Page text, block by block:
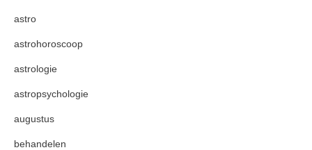
astro
astrohoroscoop
astrologie
astropsychologie
augustus
behandelen